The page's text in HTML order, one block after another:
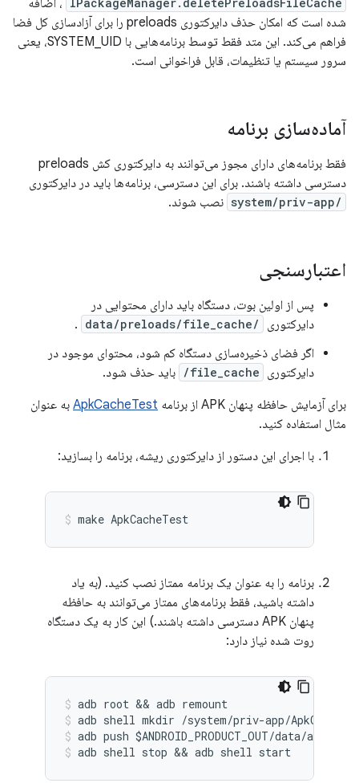
، اضافه
شده است که امکان حذف دایرکتوری preloads را برای آزادسازی کل فضا
فراهم می‌کند. این متد فقط توسط برنامه‌هایی با SYSTEM_UID، یعنی
سرور سیستم یا تنظیمات، قابل فراخوانی است.
آماده‌سازی برنامه
فقط برنامه‌های دارای مجوز می‌توانند به دایرکتوری کش preloads
دسترسی داشته باشند. برای این دسترسی، برنامه‌ها باید در دایرکتوری
/system/priv-app نصب شوند.
اعتبارسنجی
پس از اولین بوت، دستگاه باید دارای محتوایی در
دایرکتوری
/data/preloads/file_cache
.
اگر فضای ذخیره‌سازی دستگاه کم شود، محتوای موجود در
دایرکتوری file_cache/
باید حذف شود.
برای آزمایش حافظه پنهان APK از برنامه
ApkCacheTest به عنوان
مثال استفاده کنید.
با اجرای این دستور از دایرکتوری ریشه، برنامه را بسازید:
make ApkCacheTest
برنامه را به عنوان یک برنامه ممتاز نصب کنید. (به یاد
داشته باشید، فقط برنامه‌های ممتاز می‌توانند به حافظه
پنهان APK دسترسی داشته باشند.) این کار به یک دستگاه
روت شده نیاز دارد:
adb root && adb remount
adb shell mkdir /system/priv-app/
adb push $ANDROID_PRODUCT_OUT/data/
adb shell stop && adb shell start